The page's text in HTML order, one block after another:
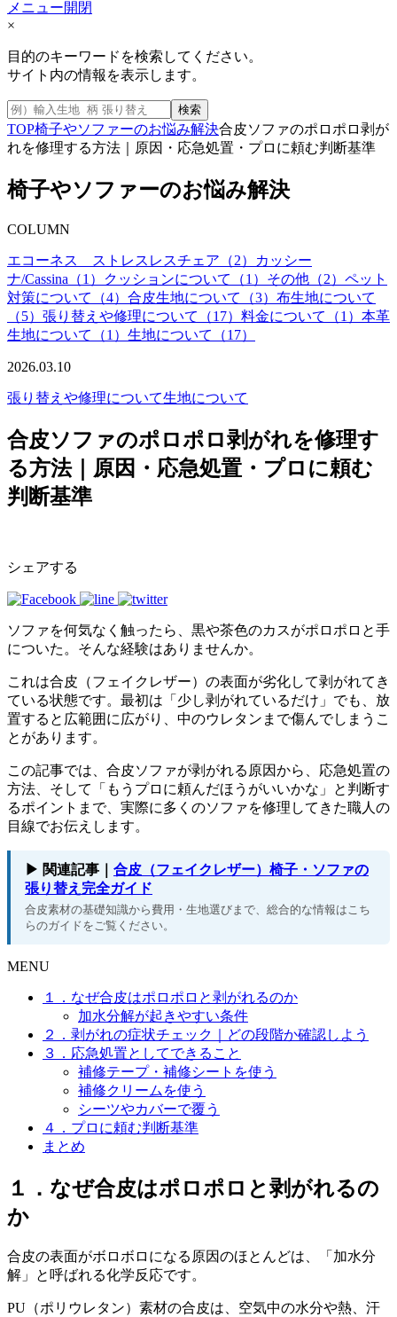
メニュー開閉
×
目的のキーワードを検索してください。
サイト内の情報を表示します。
検索
TOP椅子やソファーのお悩み解決合皮ソファのポロポロ剥が
れを修理する方法｜原因・応急処置・プロに頼む判断基準
椅子やソファーのお悩み解決
COLUMN
エコーネス ストレスレスチェア（2）
カッシー
ナ/Cassina（1）
クッションについて（1） その他（2） ペット
対策について（4） 合皮生地について（3） 布生地について
（5） 張り替えや修理について（17） 料金について（1） 本革
生地について（1） 生地について（17）
2026.03.10
張り替えや修理について生地について
合皮ソファのポロポロ剥がれを修理す
る方法｜原因・応急処置・プロに頼む
判断基準
シェアする
ソファを何気なく触ったら、黒や茶色のカスがポロポロと手
についた。そんな経験はありませんか。
これは合皮（フェイクレザー）の表面が劣化して剥がれてき
ている状態です。最初は「少し剥がれているだけ」でも、放
置すると広範囲に広がり、中のウレタンまで傷んでしまうこ
とがあります。
この記事では、合皮ソファが剥がれる原因から、応急処置の
方法、そして「もうプロに頼んだほうがいいかな」と判断す
るポイントまで、実際に多くのソファを修理してきた職人の
目線でお伝えします。
▶ 関連記事｜ 合皮（フェイクレザー）椅子・ソファの
張り替え完全ガイド
合皮素材の基礎知識から費用・生地選びまで、総合的な情報はこち
らのガイドをご覧ください。
MENU
１．なぜ合皮はポロポロと剥がれるのか
加水分解が起きやすい条件
２．剥がれの症状チェック｜どの段階か確認しよう
３．応急処置としてできること
補修テープ・補修シートを使う
補修クリームを使う
シーツやカバーで覆う
４．プロに頼む判断基準
まとめ
１．なぜ合皮はポロポロと剥がれるの
か
合皮の表面がボロボロになる原因のほとんどは、「加水分
解」と呼ばれる化学反応です。
PU（ポリウレタン）素材の合皮は、空気中の水分や熱、汗